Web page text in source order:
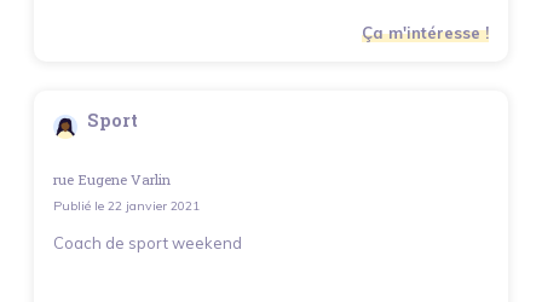
Ça m'intéresse !
Sport
rue Eugene Varlin
Publié le 22 janvier 2021
Coach de sport weekend